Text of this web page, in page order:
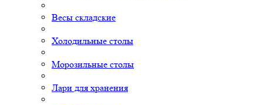
Весы складские
Холодильные столы
Морозильные столы
Лари для хранения